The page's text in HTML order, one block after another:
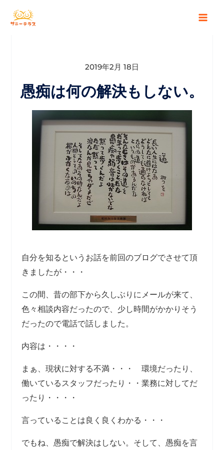
2019年2月 18日
愚痴は何の解決もしない。
自分を知るというお話を前回のブログでさせて頂
きましたが・・・
この間、昔の部下から久しぶりにメールが来て、
色々相談内容だったので、少し時間がかかりそう
だったので電話で話しました。
内容は・・・・
まぁ、現状に対する不満・・・ 環境だったり、
働いているスタッフだったり・・業務に対してだ
ったり・・・・
言っていることは良く良くわかる・・・
でもね、愚痴で解決はしない。そして、愚痴を言